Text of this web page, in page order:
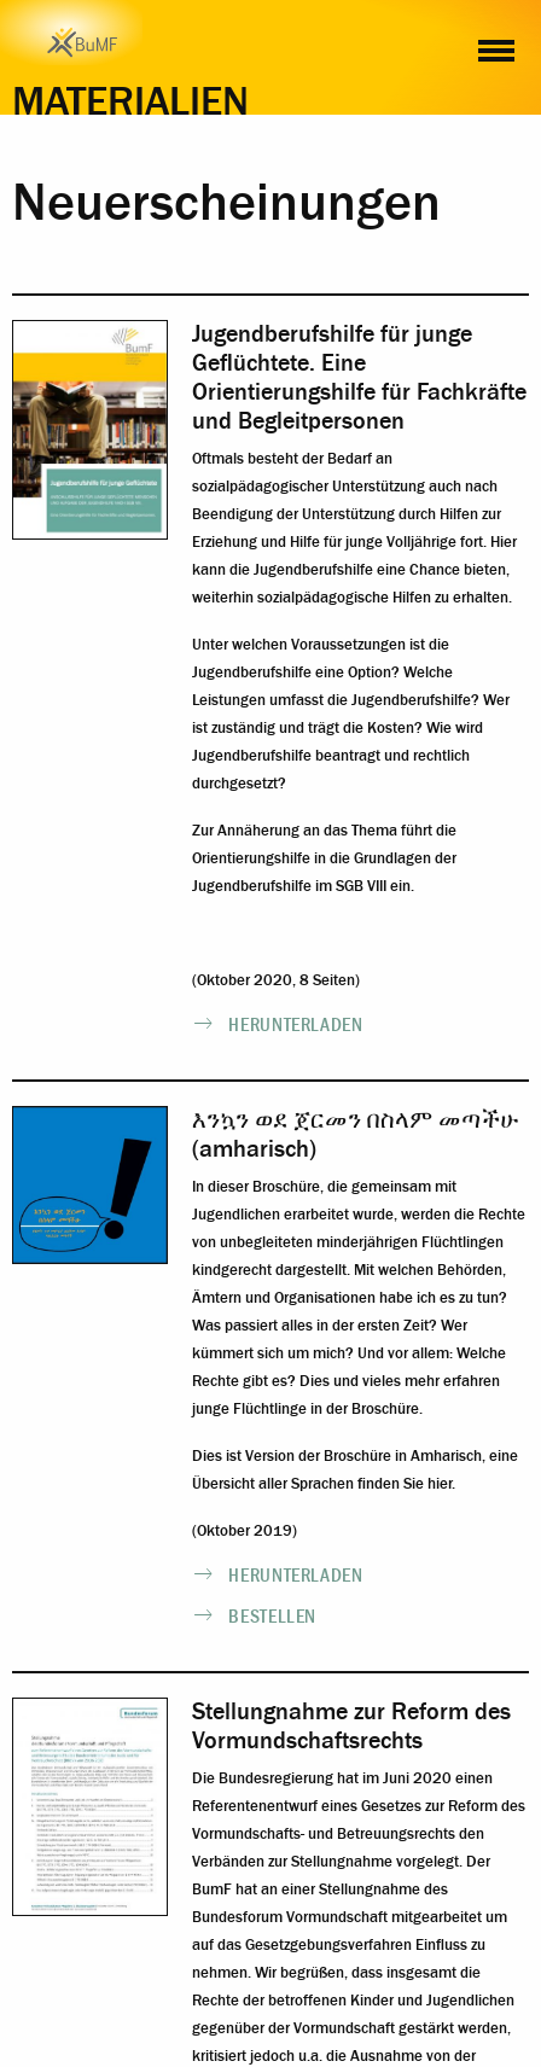
MATERIALIEN
Neuerscheinungen
Jugendberufshilfe für junge
Geflüchtete. Eine
Orientierungshilfe für Fachkräfte
und Begleitpersonen
Oftmals besteht der Bedarf an
sozialpädagogischer Unterstützung auch nach
Beendigung der Unterstützung durch Hilfen zur
Erziehung und Hilfe für junge Volljährige fort. Hier
kann die Jugendberufshilfe eine Chance bieten,
weiterhin sozialpädagogische Hilfen zu erhalten.
Unter welchen Voraussetzungen ist die
Jugendberufshilfe eine Option? Welche
Leistungen umfasst die Jugendberufshilfe? Wer
ist zuständig und trägt die Kosten? Wie wird
Jugendberufshilfe beantragt und rechtlich
durchgesetzt?
Zur Annäherung an das Thema führt die
Orientierungshilfe in die Grundlagen der
Jugendberufshilfe im SGB VIII ein.
(Oktober 2020, 8 Seiten)
HERUNTERLADEN
እንኳን ወደ ጀርመን በስላም መጣችሁ
(amharisch)
In dieser Broschüre, die gemeinsam mit
Jugendlichen erarbeitet wurde, werden die Rechte
von unbegleiteten minderjährigen Flüchtlingen
kindgerecht dargestellt. Mit welchen Behörden,
Ämtern und Organisationen habe ich es zu tun?
Was passiert alles in der ersten Zeit? Wer
kümmert sich um mich? Und vor allem: Welche
Rechte gibt es? Dies und vieles mehr erfahren
junge Flüchtlinge in der Broschüre.
Dies ist Version der Broschüre in Amharisch, eine
Übersicht aller Sprachen finden Sie hier.
(Oktober 2019)
HERUNTERLADEN
BESTELLEN
Stellungnahme zur Reform des
Vormundschaftsrechts
Die Bundesregierung hat im Juni 2020 einen
Referentenentwurf eines Gesetzes zur Reform des
Vormundschafts- und Betreuungsrechts den
Verbänden zur Stellungnahme vorgelegt. Der
BumF hat an einer Stellungnahme des
Bundesforum Vormundschaft mitgearbeitet um
auf das Gesetzgebungsverfahren Einfluss zu
nehmen. Wir begrüßen, dass insgesamt die
Rechte der betroffenen Kinder und Jugendlichen
gegenüber der Vormundschaft gestärkt werden,
kritisiert jedoch u.a. die Ausnahme von der